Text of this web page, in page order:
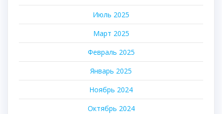
Июль 2025
Март 2025
Февраль 2025
Январь 2025
Ноябрь 2024
Октябрь 2024